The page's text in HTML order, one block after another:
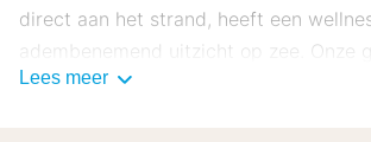
direct aan het strand, heeft een
adembenemend uitzicht op zee. Onze
beoordelen dit hotel gemiddeld met
Lees meer